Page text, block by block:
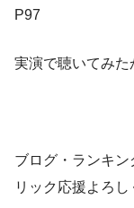
P97
実演で聴いてみた
ブログ・ランキ
リック応援よろし